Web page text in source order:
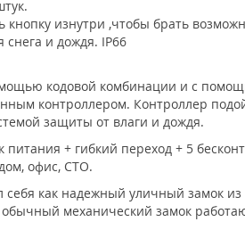
изнутри ,чтобы брать
снега и дождя. IP66
кодовой комбинации и с
контроллером. Контроллер
защиты от влаги и дождя.
+ гибкий переход + 5
офис, СТО.
как надежный уличный замок
механический замок